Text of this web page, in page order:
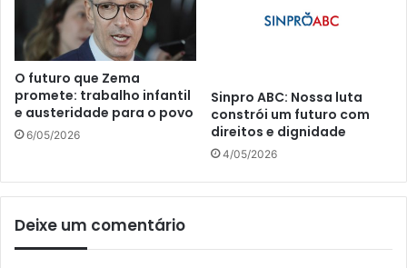
O futuro que Zema
promete: trabalho infantil
e austeridade para o povo
6/05/2026
Sinpro ABC: Nossa luta
constrói um futuro com
direitos e dignidade
4/05/2026
Deixe um comentário